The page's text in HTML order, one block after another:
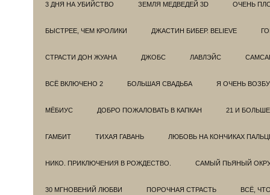
3 ДНЯ НА УБИЙСТВО ЗЕМЛЯ МЕДВЕДЕЙ 3D ОЧЕНЬ
БЫСТРЕЕ, ЧЕМ КРОЛИКИ ДЖАСТИН БИБЕР. BELIEVE
СТРАСТИ ДОН ЖУАНА ДЖОБС ЛАВЛЭЙС
ВСЁ ВКЛЮЧЕНО 2 БОЛЬШАЯ СВАДЬБА Я ОЧЕНЬ
МЁБИУС ДОБРО ПОЖАЛОВАТЬ В КАПКАН 21 И БОЛЬШЕ
ГАМБИТ ТИХАЯ ГАВАНЬ ЛЮБОВЬ НА КОНЧИКАХ
НИКО. ПРИКЛЮЧЕНИЯ В РОЖДЕСТВО. САМЫЙ ПЬЯНЫЙ
30 МГНОВЕНИЙ ЛЮБВИ ПОРОЧНАЯ СТРАСТЬ ВСЁ,